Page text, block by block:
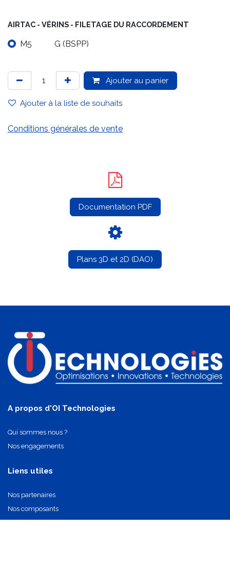
AIRTAC - VÉRINS - FILETAGE DU RACCORDEMENT
M5 G (BSPP)
Ajouter au panier
Ajouter à la liste de souhaits
Conditions générales de vente
Documentation PDF
Plans 3D et 2D (DAO)
A propos d'OI Technologies
Qui sommes nous ?
Nos engagements
Liens utiles
Nos partenaires
Nos composants